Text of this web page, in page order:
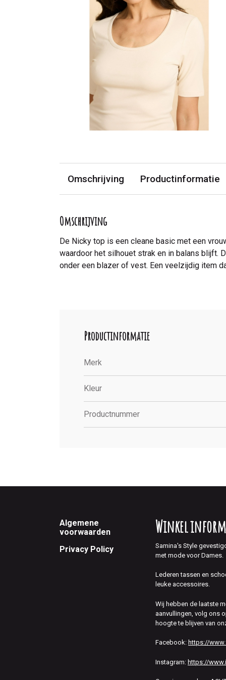
Omschrijving Productinformatie
Omschrijving
De Nicky top is een cleane basic met een
waardoor het silhouet strak en in balans blijft.
onder een blazer of vest. Een veelzijdig item
Productinformatie
Merk
Kleur
Productnummer
Footer
Algemene
voorwaarden
Privacy Policy
Winkel
Samina's Style
met mode voor Dames.
Lederen tassen en
leuke accessoires.
Wij hebben de laatste
aanvullingen, volg ons
hoogte te blijven van
Facebook: https://
Instagram: https://